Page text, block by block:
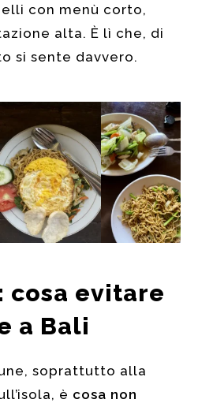
con menù corto,
alta. È lì che, di
si sente davvero.
cosa evitare
a Bali
soprattutto alla
è cosa non